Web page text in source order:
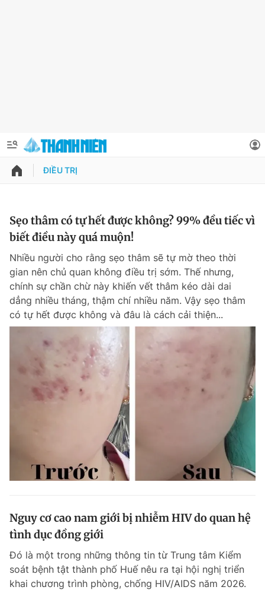
QUẢNG CÁO
Chuyên mục khác
Chào ngày mới Tin 24h
Tin thị trường Tin 360
Magazine
Thông tin tòa soạn Liên hệ quảng cáo
Đọc Thanh Niên trên điện thoại
Thông tin tài khoản
Đổi mật khẩu
Tin đã lưu
Tin đã xem
Đăng xuất
ĐIỀU TRỊ
Sẹo thâm có tự hết được không? 99% đều tiếc vì
biết điều này quá muộn!
Nhiều người cho rằng sẹo thâm sẽ tự mờ theo thời
gian nên chủ quan không điều trị sớm. Thế nhưng,
chính sự chần chừ này khiến vết thâm kéo dài dai
dẳng nhiều tháng, thậm chí nhiều năm. Vậy sẹo thâm
có tự hết được không và đâu là cách cải thiện...
Nguy cơ cao nam giới bị nhiễm HIV do quan hệ
tình dục đồng giới
Đó là một trong những thông tin từ Trung tâm Kiểm
soát bệnh tật thành phố Huế nêu ra tại hội nghị triển
khai chương trình phòng, chống HIV/AIDS năm 2026.